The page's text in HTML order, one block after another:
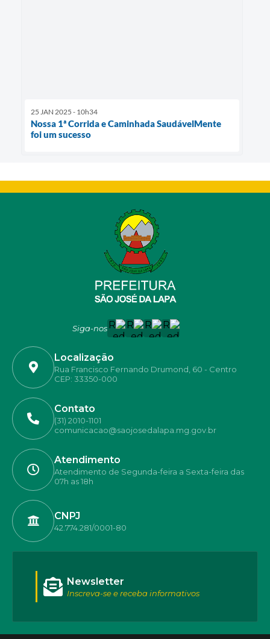
25 JAN 2025 - 10h34
Nossa 1ª Corrida e Caminhada SaudávelMente
foi um sucesso
Siga-nos
Localização
Rua Francisco Fernando Drumond, 60 - Centro
CEP: 33350-000
Contato
(31) 2010-1101
comunicacao@saojosedalapa.mg.gov.br
Atendimento
Atendimento de Segunda-feira a Sexta-feira das
07h as 18h
CNPJ
42.774.281/0001-80
Newsletter
Inscreva-se e receba informativos